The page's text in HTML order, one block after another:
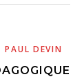
PAUL DEVIN